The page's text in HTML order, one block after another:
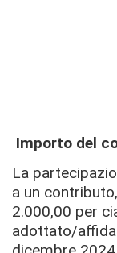
Importo del
La
a un
2.000,00 per
adottato/